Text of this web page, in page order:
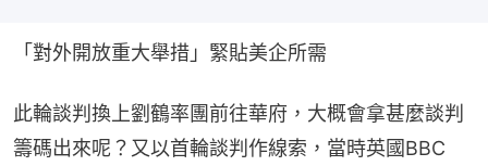
「對外開放重大舉措」緊貼美企所需
此輪談判換上劉鶴率團前往華府，大概會拿甚麼談判
籌碼出來呢？又以首輪談判作線索，當時英國BBC